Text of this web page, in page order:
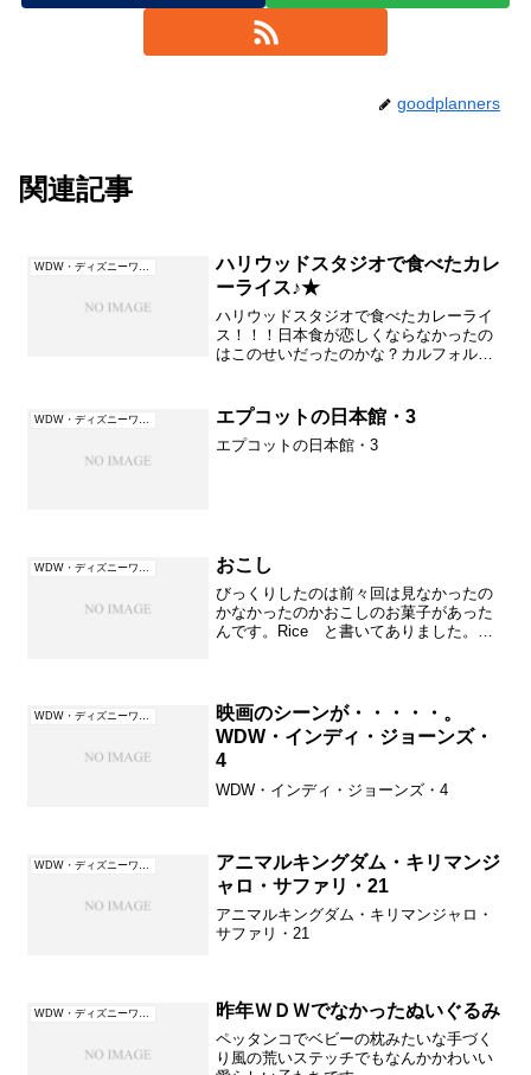
goodplanners
関連記事
ハリウッドスタジオで食べたカレ
ーライス♪★
ハリウッドスタジオで食べたカレーライ
ス！！！日本食が恋しくならなかったの
はこのせいだったのかな？カルフォルニ
天ぷらにスキヤキ、寿司、蕎麦、おにぎ
りそして海外の食べ物が日...
エプコットの日本館・3
エプコットの日本館・3
WDW・ディズニーワールド（フロリダ） おこし
びっくりしたのは前々回は見なかったの
かなかったのかおこしのお菓子があった
んです。Rice と書いてありました。次
WDW・ディズニーワールド（フロリダ）
映画のシーンが・・・・・。
WDW・インディ・ジョーンズ・
4
WDW・インディ・ジョーンズ・4
アニマルキングダム・キリマンジ
ャロ・サファリ・21
アニマルキングダム・キリマンジャロ・
サファリ・21
昨年ＷＤＷでなかったぬいぐるみ
ペッタンコでベビーの枕みたいな手づく
り風の荒いステッチでもなんかかわいい